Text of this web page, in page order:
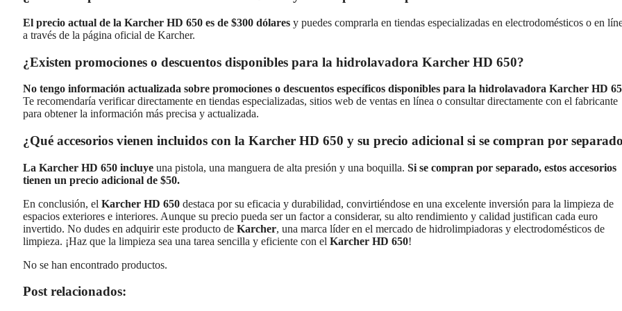
El precio actual de la Karcher HD 650 es de $300 dólares y puedes comprarla en tiendas especializadas en electrodomésticos o en
a través de la página oficial de Karcher.
¿Existen promociones o descuentos disponibles para la hidrolavadora Karcher HD 650?
No tengo información actualizada sobre promociones o descuentos específicos disponibles para la hidrolavadora Karcher HD
Te recomendaría verificar directamente en tiendas especializadas, sitios web de ventas en línea o consultar directamente con el fabricante
para obtener la información más precisa y actualizada.
¿Qué accesorios vienen incluidos con la Karcher HD 650 y su precio adicional si se compran por
La Karcher HD 650 incluye una pistola, una manguera de alta presión y una boquilla. Si se compran por separado, estos accesorios
tienen un precio adicional de $50.
En conclusión, el Karcher HD 650 destaca por su eficacia y durabilidad, convirtiéndose en una excelente inversión para la limpieza de
espacios exteriores e interiores. Aunque su precio pueda ser un factor a considerar, su alto rendimiento y calidad justifican cada euro
invertido. No dudes en adquirir este producto de Karcher, una marca líder en el mercado de hidrolimpiadoras y electrodomésticos de
limpieza. ¡Haz que la limpieza sea una tarea sencilla y eficiente con el Karcher HD 650!
No se han encontrado productos.
Post relacionados: